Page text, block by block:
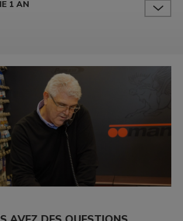
1 AN